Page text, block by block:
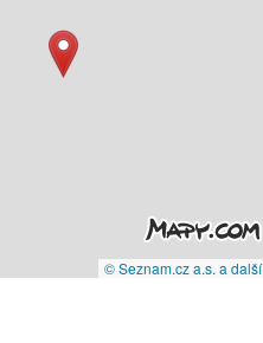
© Seznam.cz a.s. a další